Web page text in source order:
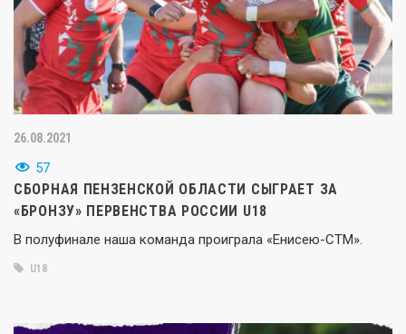
26.08.2021
57
СБОРНАЯ ПЕНЗЕНСКОЙ ОБЛАСТИ СЫГРАЕТ ЗА
«БРОНЗУ» ПЕРВЕНСТВА РОССИИ U18
В полуфинале наша команда проиграла «Енисею-СТМ».
U18